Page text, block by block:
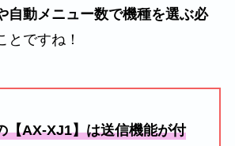
自動メニュー数で機種を選ぶ必
とですね！
【AX-XJ1】は送信機能が付